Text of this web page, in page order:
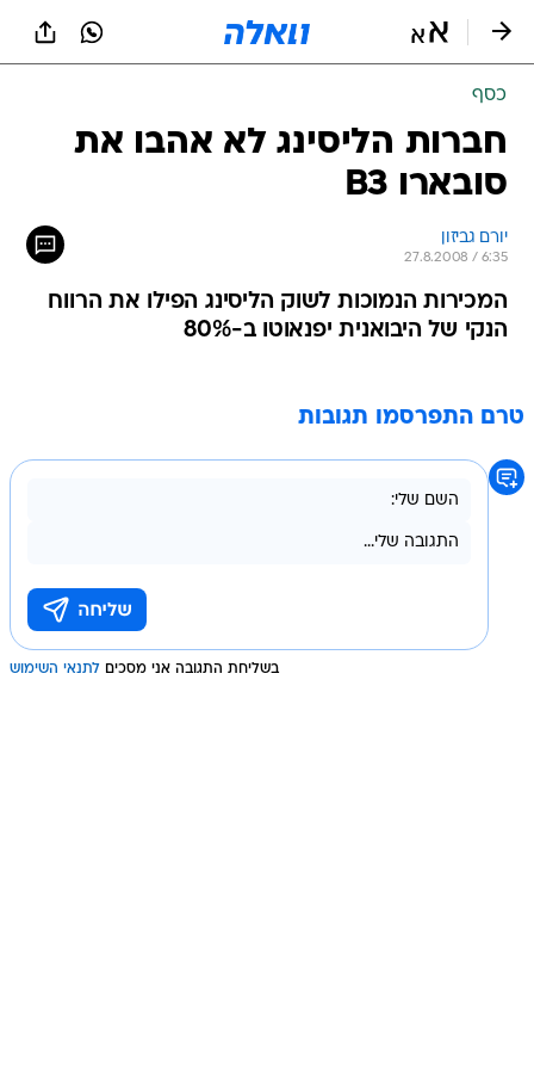
כסף
חברות הליסינג לא אהבו את
סובארו B3
יורם גביזון
27.8.2008 / 6:35
המכירות הנמוכות לשוק הליסינג הפילו את הרווח
הנקי של היבואנית יפנאוטו ב-80%
טרם התפרסמו תגובות
בשליחת התגובה אני מסכים לתנאי השימוש